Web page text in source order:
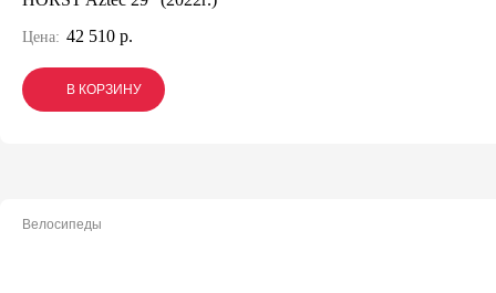
Цена: 42 510 р.
В КОРЗИНУ
В КОРЗИНУ
В КОРЗИНУ
Велосипеды